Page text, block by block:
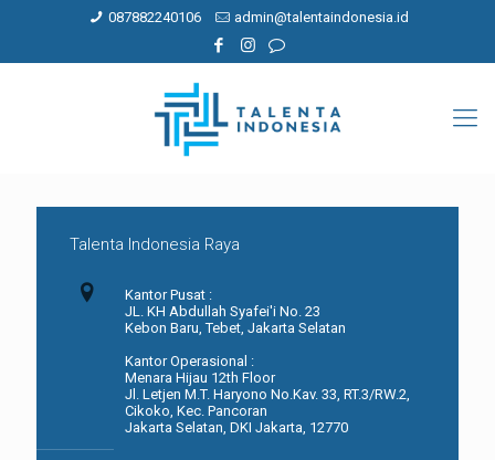
087882240106 admin@talentaindonesia.id
Talenta Indonesia Raya
Kantor Pusat :
JL. KH Abdullah Syafei'i No. 23
Kebon Baru, Tebet, Jakarta Selatan
Kantor Operasional :
Menara Hijau 12th Floor
Jl. Letjen M.T. Haryono No.Kav. 33, RT.3/RW.2,
Cikoko, Kec. Pancoran
Jakarta Selatan, DKI Jakarta, 12770